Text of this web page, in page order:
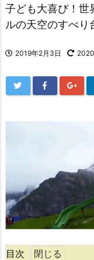
子ども大喜び！世
ルの天空のすべり
2019年2月3日
目次